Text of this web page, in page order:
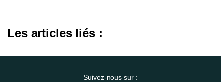
Les articles liés :
Suivez-nous sur :